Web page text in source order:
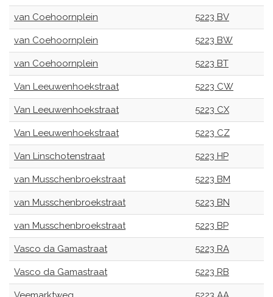
van Coehoornplein 5223 BV
van Coehoornplein 5223 BW
van Coehoornplein 5223 BT
Van Leeuwenhoekstraat 5223 CW
Van Leeuwenhoekstraat 5223 CX
Van Leeuwenhoekstraat 5223 CZ
Van Linschotenstraat 5223 HP
van Musschenbroekstraat 5223 BM
van Musschenbroekstraat 5223 BN
van Musschenbroekstraat 5223 BP
Vasco da Gamastraat 5223 RA
Vasco da Gamastraat 5223 RB